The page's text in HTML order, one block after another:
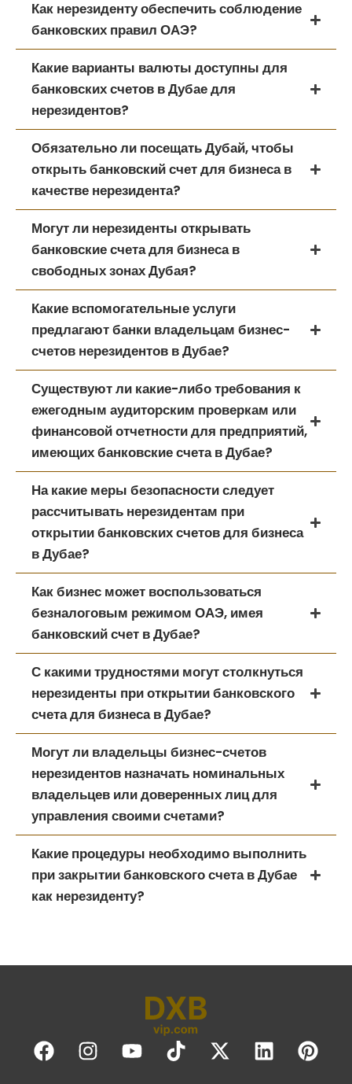
Как нерезиденту обеспечить соблюдение
банковских правил ОАЭ?
Какие варианты валюты доступны для
банковских счетов в Дубае для
нерезидентов?
Обязательно ли посещать Дубай, чтобы
открыть банковский счет для бизнеса в
качестве нерезидента?
Могут ли нерезиденты открывать
банковские счета для бизнеса в
свободных зонах Дубая?
Какие вспомогательные услуги
предлагают банки владельцам бизнес-
счетов нерезидентов в Дубае?
Существуют ли какие-либо требования к
ежегодным аудиторским проверкам или
финансовой отчетности для предприятий,
имеющих банковские счета в Дубае?
На какие меры безопасности следует
рассчитывать нерезидентам при
открытии банковских счетов для бизнеса
в Дубае?
Как бизнес может воспользоваться
безналоговым режимом ОАЭ, имея
банковский счет в Дубае?
С какими трудностями могут столкнуться
нерезиденты при открытии банковского
счета для бизнеса в Дубае?
Могут ли владельцы бизнес-счетов
нерезидентов назначать номинальных
владельцев или доверенных лиц для
управления своими счетами?
Какие процедуры необходимо выполнить
при закрытии банковского счета в Дубае
как нерезиденту?